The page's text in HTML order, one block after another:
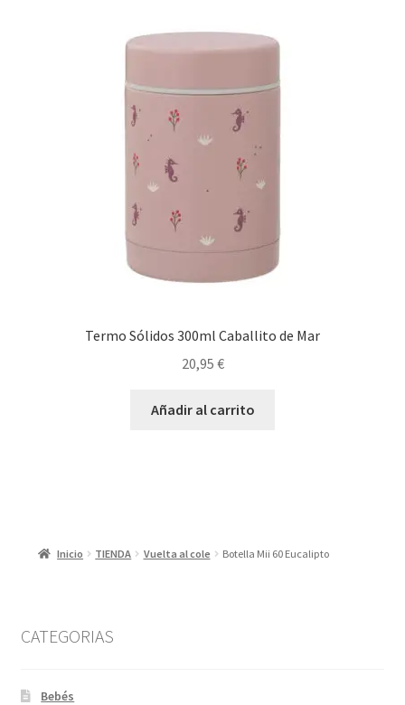
Termo Sólidos 300ml Caballito de Mar
20,95 €
Añadir al carrito
Inicio TIENDA Vuelta al cole Botella Mii 60 Eucalipto
CATEGORIAS
Bebés